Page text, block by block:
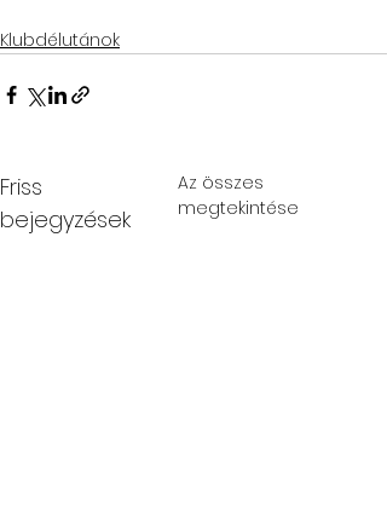
Klubdélutánok
Friss
bejegyzések
Az összes
megtekintése